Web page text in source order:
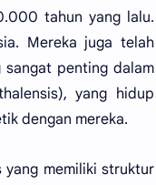
tahun yang lalu.
Mereka juga telah
sangat penting dalam
yang hidup
dengan mereka.
memiliki struktur